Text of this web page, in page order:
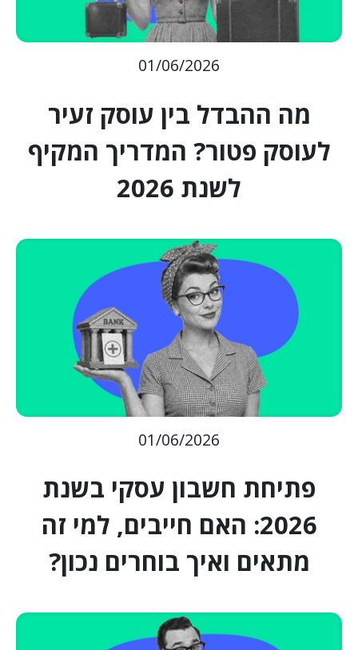
01/06/2026
מה ההבדל בין עוסק זעיר
לעוסק פטור? המדריך המקיף
לשנת 2026
01/06/2026
פתיחת חשבון עסקי בשנת
2026: האם חייבים, למי זה
מתאים ואיך בוחרים נכון?